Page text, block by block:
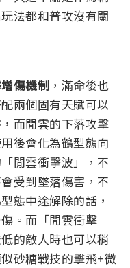
法都和普攻沒有關
傷機制 ，滿命後也
兩個固有天賦可以
而閒雲的下落攻擊
後會化為鶴型態向
閒雲衝擊波」，不
受到墜落傷害， 不
態中途解除的話，
。 而「閒雲衝擊
的敵人時也可以稍
砂糖戰技的擊飛+微